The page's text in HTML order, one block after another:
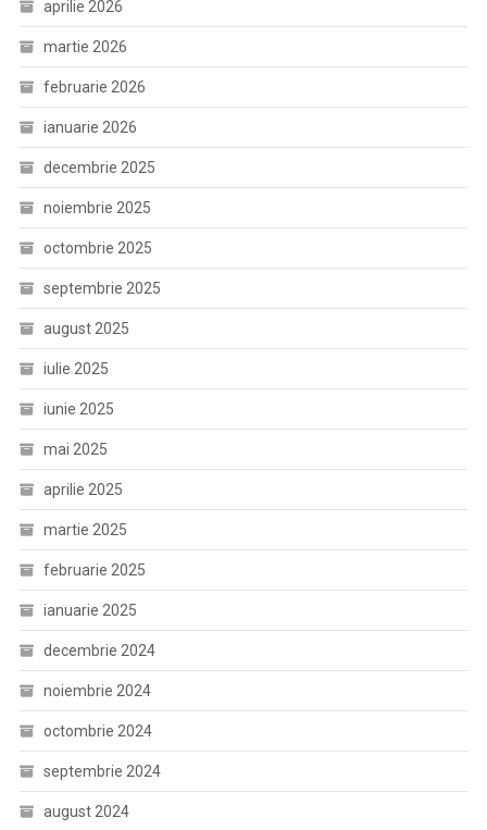
aprilie 2026
martie 2026
februarie 2026
ianuarie 2026
decembrie 2025
noiembrie 2025
octombrie 2025
septembrie 2025
august 2025
iulie 2025
iunie 2025
mai 2025
aprilie 2025
martie 2025
februarie 2025
ianuarie 2025
decembrie 2024
noiembrie 2024
octombrie 2024
septembrie 2024
august 2024